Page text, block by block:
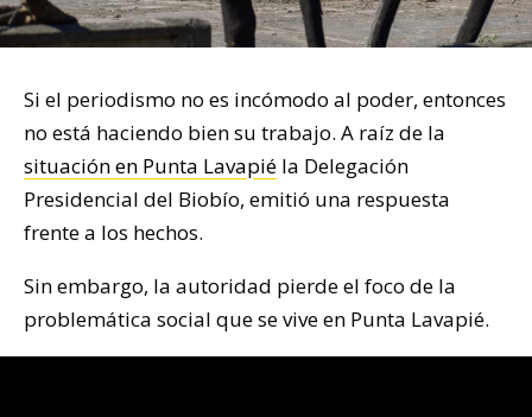
Si el periodismo no es incómodo al poder, entonces
no está haciendo bien su trabajo. A raíz de la
situación en Punta Lavapié la Delegación
Presidencial del Biobío, emitió una respuesta
frente a los hechos.
Sin embargo, la autoridad pierde el foco de la
problemática social que se vive en Punta Lavapié.